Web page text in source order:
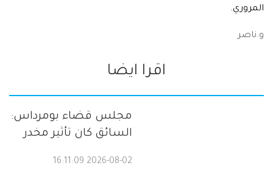
المروري.
و.ناصر
اقرا ايضا
مجلس قضاء بومرداس:
السائق كان تأثير مخدر
2026-08-02 16:11:09